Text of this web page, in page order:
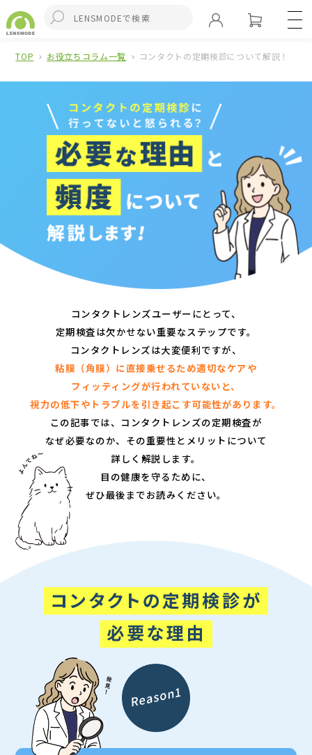
TOP お役立ちコラム一覧 コンタクトの定期検診について解説！
コンタクトレンズユーザーにとって、
定期検査は欠かせない重要なステップです。
コンタクトレンズは大変便利ですが、
粘膜（角膜）に直接乗せるため適切なケアや
フィッティングが行われていないと、
視力の低下やトラブルを引き起こす可能性があります。
この記事では、コンタクトレンズの定期検査が
なぜ必要なのか、その重要性とメリットについて
詳しく解説します。
目の健康を守るために、
ぜひ最後までお読みください。